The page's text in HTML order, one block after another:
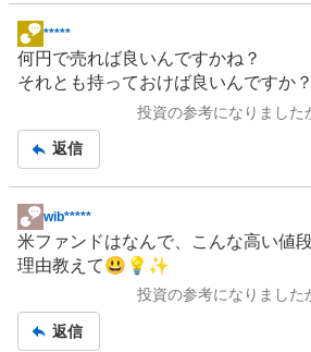
掲
示
板
*****
何円で売れば良いんですかね？
それとも持っておけば良いんですか
投資の参考になりました
返信
掲
示
板
wib*****
米ファンドはなんで、こんな高い値
理由教えて😃💡✨
投資の参考になりました
返信